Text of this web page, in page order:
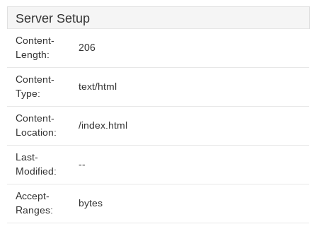
Server Setup
Content-
Length:
206
Content-
Type:
text/html
Content-
Location:
/index.html
Last-
Modified:
--
Accept-
Ranges:
bytes